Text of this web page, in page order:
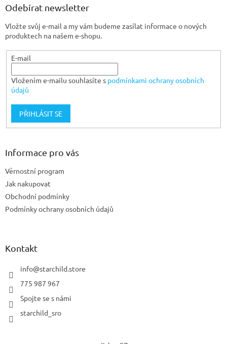
Odebírat newsletter
Vložte svůj e-mail a my vám budeme zasílat informace o nových
produktech na našem e-shopu.
E-mail
Vložením e-mailu souhlasíte s podmínkami ochrany osobních
údajů
PŘIHLÁSIT SE
Informace pro vás
Věrnostní program
Jak nakupovat
Obchodní podmínky
Podmínky ochrany osobních údajů
Kontakt
info@starchild.store
775 987 967
Spojte se s námi
starchild_sro